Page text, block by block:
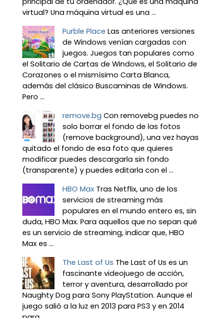
virtual? Una máquina virtual es una ...
Purble Place Las anteriores versiones
de Windows venían cargadas con
juegos. Juegos tan populares como
el Solitario de Cartas de Windows, el Solitario de
Corazones o el mismísimo Carta Blanca,
además del clásico Buscaminas de Windows.
Pero ...
remove.bg Con removebg puedes no
solo borrar el fondo de las fotos
(remove background), una vez hayas
quitado el fondo de esa foto que quieres
modificar puedes descargarla sin fondo
(transparente) y puedes editarla con el ...
HBO Max Tras Netflix, uno de los
servicios de streaming más
populares en el mundo entero es, sin
duda, HBO Max. Para aquellos que no sepan qué
es un servicio de streaming, indicar que, HBO
Max es ...
The Last of Us The Last of Us es un
fascinante videojuego de acción,
terror y aventura, desarrollado por
Naughty Dog para Sony PlayStation. Aunque el
juego salió a la luz en 2013 para PS3 y en 2014